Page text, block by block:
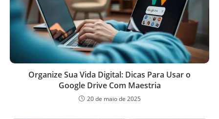
Organize Sua Vida Digital: Dicas Para Usar o
Google Drive Com Maestria
20 de maio de 2025